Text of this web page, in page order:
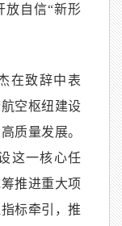
放自信“新形
在致辞中表
空枢纽建设
质量发展。
这一核心任
推进重大项
标牵引，推